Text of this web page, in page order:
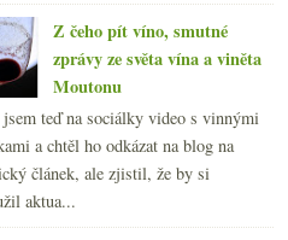
Z čeho pít víno, smutné
zprávy ze světa vína a viněta
Moutonu
teď na sociálky video s vinnými
a chtěl ho odkázat na blog na
článek, ale zjistil, že by si
aktua...